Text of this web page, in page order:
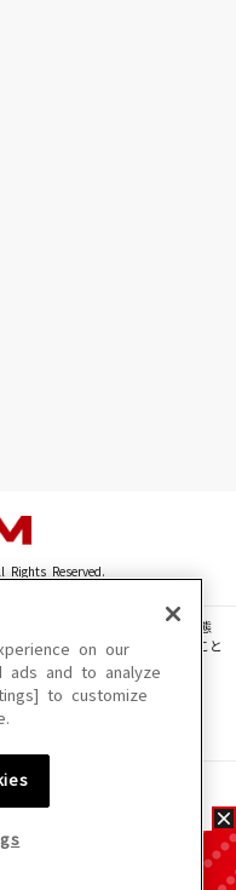
Rights Reserved.
真・動画・音声等を、手段や形態
製、転載、ファイル化などすること
ない場合があります。
る場合があります。
on our
ads and to analyze
to customize